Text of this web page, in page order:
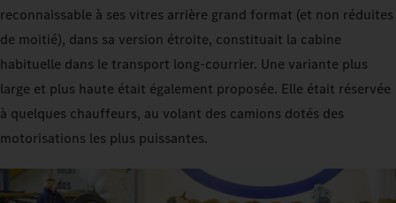
reconnaissable à ses vitres arrière grand format (et non réduites
de moitié), dans sa version étroite, constituait la cabine
habituelle dans le transport long-courrier. Une variante plus
large et plus haute était également proposée. Elle était réservée
à quelques chauffeurs, au volant des camions dotés des
motorisations les plus puissantes.